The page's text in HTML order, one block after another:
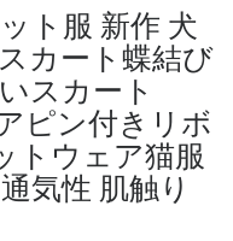
ト服 新作 犬
カート蝶結び
スカート
ピン付きリボ
トウェア猫服
気性 肌触り